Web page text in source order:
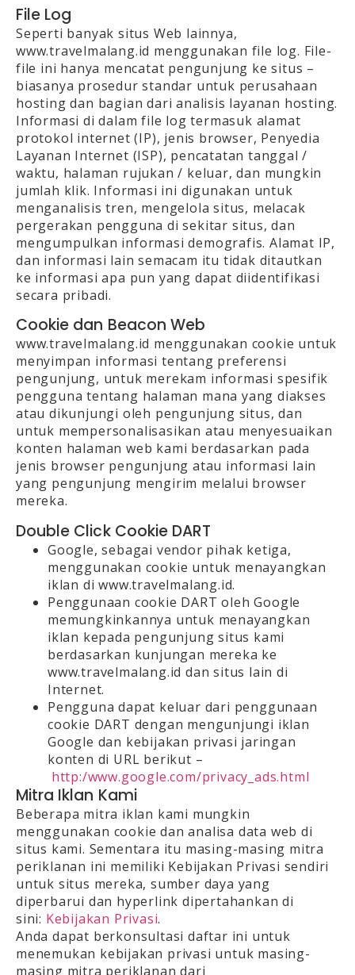
File Log
Seperti banyak situs Web lainnya,
www.travelmalang.id menggunakan file log. File-
file ini hanya mencatat pengunjung ke situs –
biasanya prosedur standar untuk perusahaan
hosting dan bagian dari analisis layanan hosting.
Informasi di dalam file log termasuk alamat
protokol internet (IP), jenis browser, Penyedia
Layanan Internet (ISP), pencatatan tanggal /
waktu, halaman rujukan / keluar, dan mungkin
jumlah klik. Informasi ini digunakan untuk
menganalisis tren, mengelola situs, melacak
pergerakan pengguna di sekitar situs, dan
mengumpulkan informasi demografis. Alamat IP,
dan informasi lain semacam itu tidak ditautkan
ke informasi apa pun yang dapat diidentifikasi
secara pribadi.
Cookie dan Beacon Web
www.travelmalang.id menggunakan cookie untuk
menyimpan informasi tentang preferensi
pengunjung, untuk merekam informasi spesifik
pengguna tentang halaman mana yang diakses
atau dikunjungi oleh pengunjung situs, dan
untuk mempersonalisasikan atau menyesuaikan
konten halaman web kami berdasarkan pada
jenis browser pengunjung atau informasi lain
yang pengunjung mengirim melalui browser
mereka.
Double Click Cookie DART
Google, sebagai vendor pihak ketiga,
menggunakan cookie untuk menayangkan
iklan di www.travelmalang.id.
Penggunaan cookie DART oleh Google
memungkinkannya untuk menayangkan
iklan kepada pengunjung situs kami
berdasarkan kunjungan mereka ke
www.travelmalang.id dan situs lain di
Internet.
Pengguna dapat keluar dari penggunaan
cookie DART dengan mengunjungi iklan
Google dan kebijakan privasi jaringan
konten di URL berikut –
http:/www.google.com/privacy_ads.html
Mitra Iklan Kami
Beberapa mitra iklan kami mungkin
menggunakan cookie dan analisa data web di
situs kami. Sementara itu masing-masing mitra
periklanan ini memiliki Kebijakan Privasi sendiri
untuk situs mereka, sumber daya yang
diperbarui dan hyperlink dipertahankan di
sini: Kebijakan Privasi.
Anda dapat berkonsultasi daftar ini untuk
menemukan kebijakan privasi untuk masing-
masing mitra periklanan dari